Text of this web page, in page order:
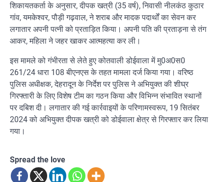
शिकायतकर्ता के अनुसार, दीपक खत्री (35 वर्ष), निवासी नीलकंठ कुठार
गांव, यमकेश्वर, पौड़ी गढ़वाल, ने शराब और मादक पदार्थों का सेवन कर
लगातार अपनी पत्नी को प्रताड़ित किया। अपनी पति की प्रताड़ना से तंग
आकर, महिला ने जहर खाकर आत्महत्या कर ली।
इस मामले को गंभीरता से लेते हुए कोतवाली डोईवाला में मु0अ0स0
261/24 धारा 108 बीएनएस के तहत मामला दर्ज किया गया। वरिष्ठ
पुलिस अधीक्षक, देहरादून के निर्देश पर पुलिस ने अभियुक्त की शीघ्र
गिरफ्तारी के लिए विशेष टीम का गठन किया और विभिन्न संभावित स्थानों
पर दबिश दी। लगातार की गई कार्रवाइयों के परिणामस्वरूप, 19 सितंबर
2024 को अभियुक्त दीपक खत्री को डोईवाला क्षेत्र से गिरफ्तार कर लिया
गया।
Spread the love